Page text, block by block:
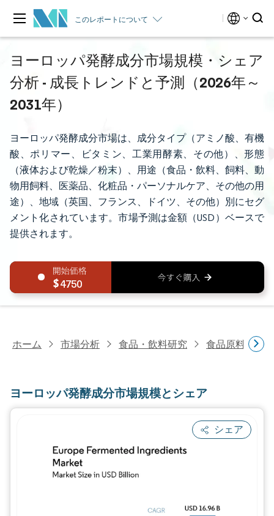
このレポートについて
ヨーロッパ発酵成分市場規模・シェア
分析 - 成長トレンドと予測（2026年～
2031年）
ヨーロッパ発酵成分市場は、成分タイプ（アミノ酸、有機
酸、ポリマー、ビタミン、工業用酵素、その他）、形態
（液体および乾燥／粉末）、用途（食品・飲料、飼料、動
物用飼料、医薬品、化粧品・パーソナルケア、その他の用
途）、地域（英国、フランス、ドイツ、その他）別にセグ
メント化されています。市場予測は金額（USD）ベースで
提供されます。
4750
ホーム 市場分析 食品・飲料研究 食品原料・食
ヨーロッパ発酵成分市場規模とシェア
シェア